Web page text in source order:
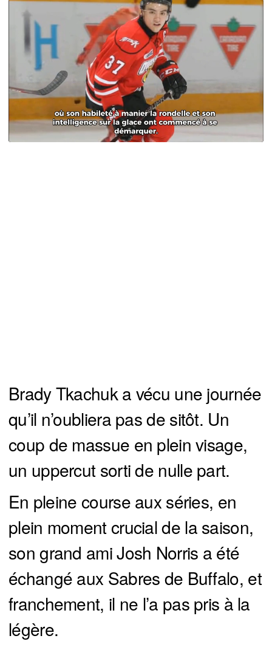
Brady Tkachuk a vécu une journée
qu’il n’oubliera pas de sitôt. Un
coup de massue en plein visage,
un uppercut sorti de nulle part.
En pleine course aux séries, en
plein moment crucial de la saison,
son grand ami Josh Norris a été
échangé aux Sabres de Buffalo, et
franchement, il ne l’a pas pris à la
légère.